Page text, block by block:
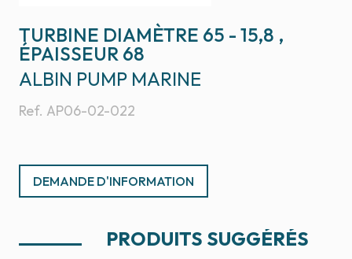
TURBINE DIAMÈTRE 65 - 15,8 ,
ÉPAISSEUR 68
Ref. AP06-02-022
ALBIN PUMP MARINE
DEMANDE D'INFORMATION
PRODUITS SUGGÉRÉS